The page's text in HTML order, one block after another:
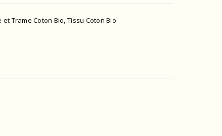
et Trame Coton Bio, Tissu Coton Bio